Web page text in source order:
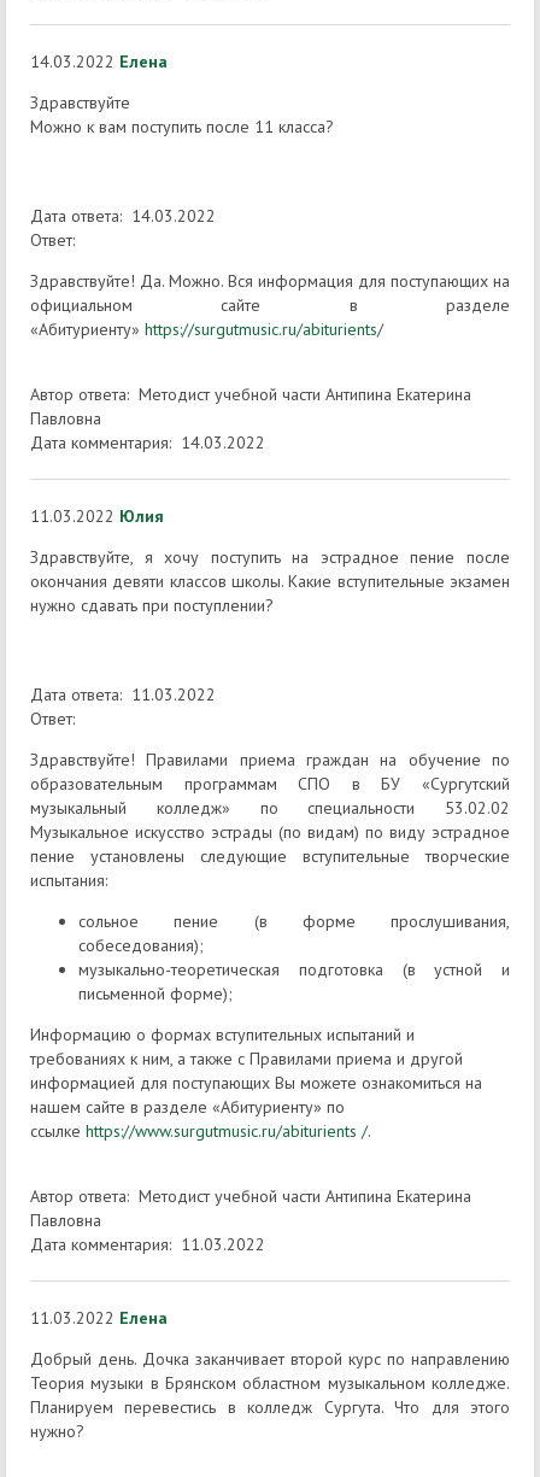
14.03.2022 Елена
Здравствуйте
Можно к вам поступить после 11 класса?
Дата ответа: 14.03.2022
Ответ:
Здравствуйте! Да. Можно. Вся информация для поступающих на
официальном сайте в разделе
«Абитуриенту» https://surgutmusic.ru/abiturients/
Автор ответа: Методист учебной части Антипина Екатерина
Павловна
Дата комментария: 14.03.2022
11.03.2022 Юлия
Здравствуйте, я хочу поступить на эстрадное пение после
окончания девяти классов школы. Какие вступительные экзамен
нужно сдавать при поступлении?
Дата ответа: 11.03.2022
Ответ:
Здравствуйте! Правилами приема граждан на обучение по
образовательным программам СПО в БУ «Сургутский
музыкальный колледж» по специальности 53.02.02
Музыкальное искусство эстрады (по видам) по виду эстрадное
пение установлены следующие вступительные творческие
испытания:
сольное пение (в форме прослушивания,
собеседования);
музыкально-теоретическая подготовка (в устной и
письменной форме);
Информацию о формах вступительных испытаний и
требованиях к ним, а также с Правилами приема и другой
информацией для поступающих Вы можете ознакомиться на
нашем сайте в разделе «Абитуриенту» по
ссылке https://www.surgutmusic.ru/abiturients /.
Автор ответа: Методист учебной части Антипина Екатерина
Павловна
Дата комментария: 11.03.2022
11.03.2022 Елена
Добрый день. Дочка заканчивает второй курс по направлению
Теория музыки в Брянском областном музыкальном колледже.
Планируем перевестись в колледж Сургута. Что для этого
нужно?